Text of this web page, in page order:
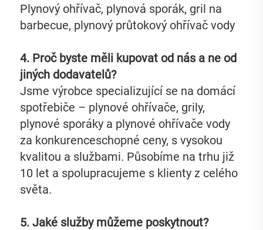
Plynový ohřívač, plynová sporák, gril na
barbecue, plynový průtokový ohřívač vody
4. Proč byste měli kupovat od nás a ne od
jiných dodavatelů?
Jsme výrobce specializující se na domácí
spotřebiče – plynové ohřívače, grily,
plynové sporáky a plynové ohřívače vody
za konkurenceschopné ceny, s vysokou
kvalitou a službami. Působíme na trhu již
10 let a spolupracujeme s klienty z celého
světa.
5. Jaké služby můžeme poskytnout?